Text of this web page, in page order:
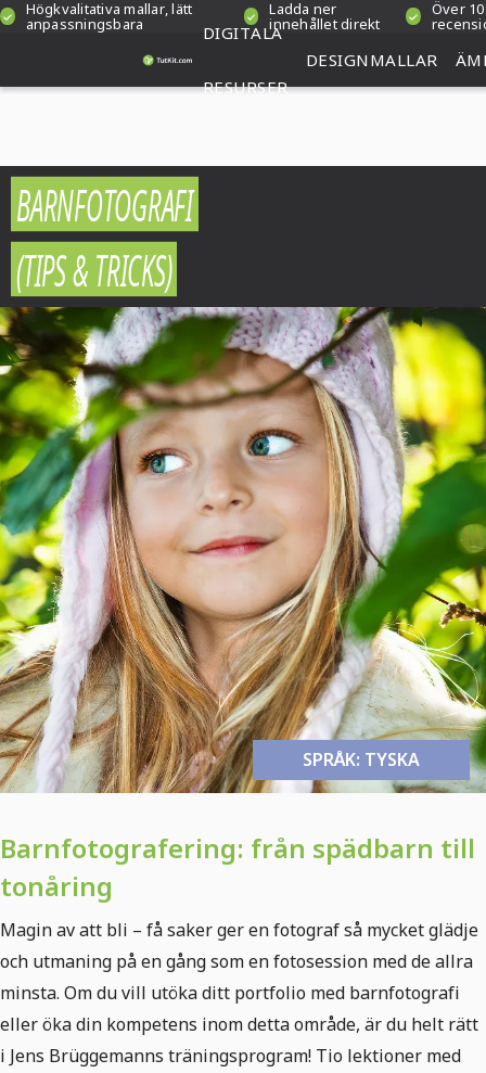
Högkvalitativa mallar, lätt
anpassningsbara
Ladda ner
innehållet direkt
Över
DIGITALA
RESURSER
DESIGNMALLAR
BARNFOTOGRAFI
(TIPS & TRICKS)
SPRÅK: TYSKA
Barnfotografering: från spädbarn till
tonåring
Magin av att bli – få saker ger en fotograf så mycket glädje
och utmaning på en gång som en fotosession med de allra
minsta. Om du vill utöka ditt portfolio med barnfotografi
eller öka din kompetens inom detta område, är du helt rätt
i Jens Brüggemanns träningsprogram! Tio lektioner med